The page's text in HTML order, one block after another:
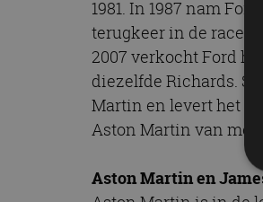
1981. In 1987 nam
terugkeer in de
2007 verkocht Ford
diezelfde Richards.
Martin en levert het
Aston Martin van
Aston Martin en